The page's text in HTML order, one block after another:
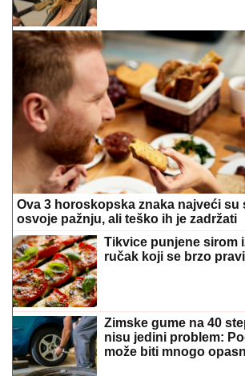
Ova 3 horoskopska znaka najveći
osvoje pažnju, ali teško ih je zadržati
Tikvice punjene sirom
ručak koji se brzo pravi
Zimske gume na 40
nisu jedini problem:
može biti mnogo